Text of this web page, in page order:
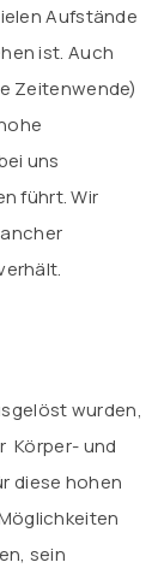
Aufstände
ist. Auch
Zeitenwende)
uns
führt. Wir
wurden,
Körper- und
diese hohen
sein